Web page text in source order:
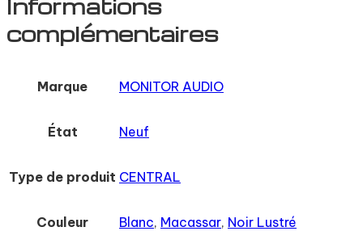
complémentaires
Marque MONITOR AUDIO
État Neuf
Type de produit CENTRAL
Couleur Blanc, Macassar, Noir Lustré